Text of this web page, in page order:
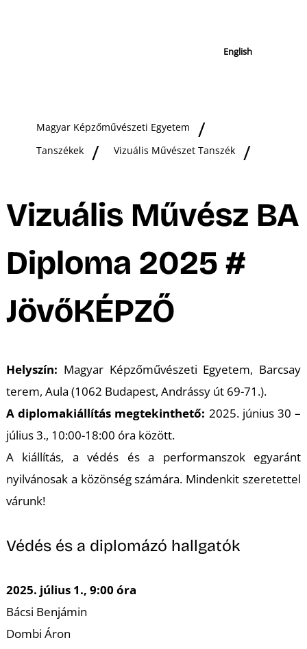
English
Magyar Képzőművészeti Egyetem
Tanszékek
Vizuális Művészet Tanszék
Vizuális Művész BA
Diploma 2025 #
JövőKÉPZŐ
Helyszín: Magyar Képzőművészeti Egyetem, Barcsay
terem, Aula (1062 Budapest, Andrássy út 69-71.).
A diplomakiállítás megtekinthető: 2025. június 30 –
július 3., 10:00-18:00 óra között.
A kiállítás, a védés és a performanszok egyaránt
nyilvánosak a közönség számára. Mindenkit szeretettel
várunk!
Védés és a diplomázó hallgatók
2025. július 1., 9:00 óra
Bácsi Benjámin
Dombi Áron